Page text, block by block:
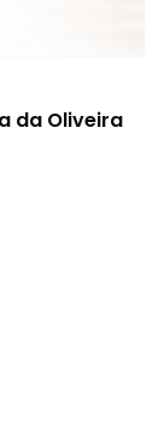
da Oliveira